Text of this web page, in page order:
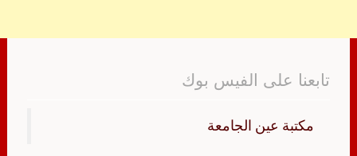
تابعنا على الفيس بوك
‏مكتبة عين الجامعة‏